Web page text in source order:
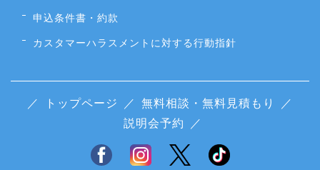
申込条件書・約款
カスタマーハラスメントに対する行動指針
／ トップページ ／ 無料相談・無料見積もり
／
説明会予約 ／